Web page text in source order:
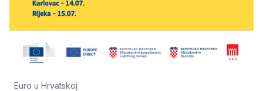
Euro u Hrvatskoj